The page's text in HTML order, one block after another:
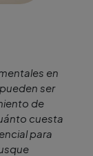
en
ser
de
cuesta
para